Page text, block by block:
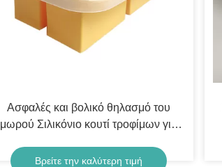
Ασφαλές και βολικό θηλασμό του
μωρού Σιλικόνιο κουτί τροφίμων για
Απαλλαγμένο από BPA
Βρείτε την καλύτερη τιμή